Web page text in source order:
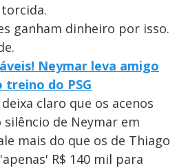
ganham dinheiro por isso.
Neymar leva amigo
treino do PSG
claro que os acenos
de Neymar em
mais do que os de Thiago
R$ 140 mil para